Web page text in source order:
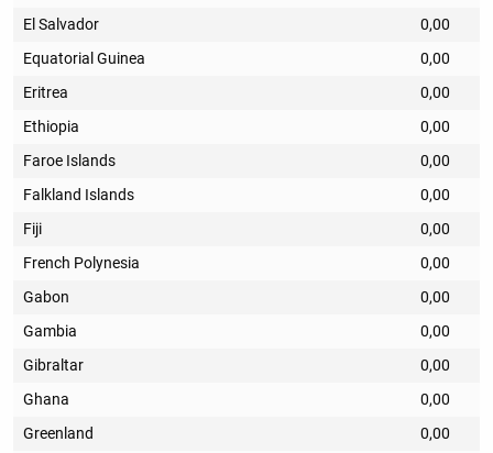
El Salvador
0,00
Equatorial Guinea
0,00
Eritrea
0,00
Ethiopia
0,00
Faroe Islands
0,00
Falkland Islands
0,00
Fiji
0,00
French Polynesia
0,00
Gabon
0,00
Gambia
0,00
Gibraltar
0,00
Ghana
0,00
Greenland
0,00